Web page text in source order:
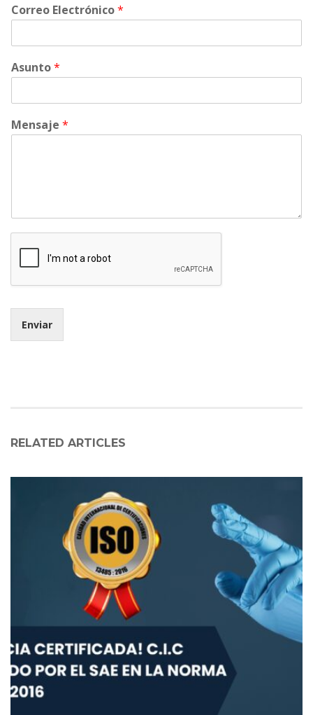
Correo Electrónico *
Asunto *
Mensaje *
Enviar
RELATED ARTICLES